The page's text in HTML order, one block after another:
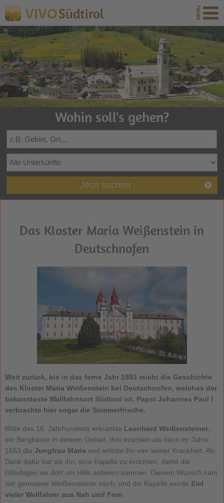
VIVOSüdtirol
Wohin soll's gehen?
Jetzt suchen
Das Kloster Maria Weißenstein in
Deutschnofen
Weit zurück, bis in das ferne Jahr 1553 reicht die Geschichte
des Kloster Maria Weißenstein bei Deutschnofen, welches der
bekannteste Wallfahrtsort Südtirol ist. Papst Johannes Paul I
verbrachte hier sogar die Sommerfrische.
Mitte des 16. Jahrhunderts erkrankte Leonhard Weißensteiner,
ein Bergbauer in diesem Gebiet. Ihm erschien als dann im Jahre
1553 die Jungfrau Maria und erlöste ihn von seiner Krankheit. Als
Dank dafür bat sie ihn, eine Kapelle zu errichten, damit die
Gläubigen sie dort um Hilfe anbeten konnten. Diesem Wunsch kam
der genesene Weißensteiner nach, und die Kapelle wurde Ziel
vieler Wallfahrer aus Nah und Fern